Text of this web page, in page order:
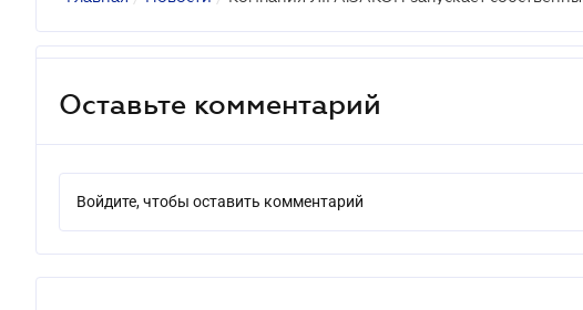
Оставьте комментарий
Войдите, чтобы оставить комментарий